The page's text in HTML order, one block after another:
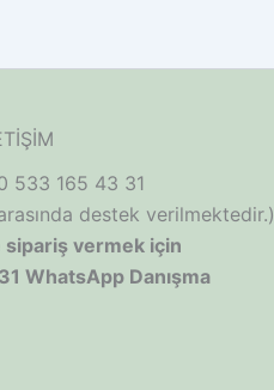
533 165 43 31
destek verilmektedir.)
sipariş vermek için
WhatsApp Danışma